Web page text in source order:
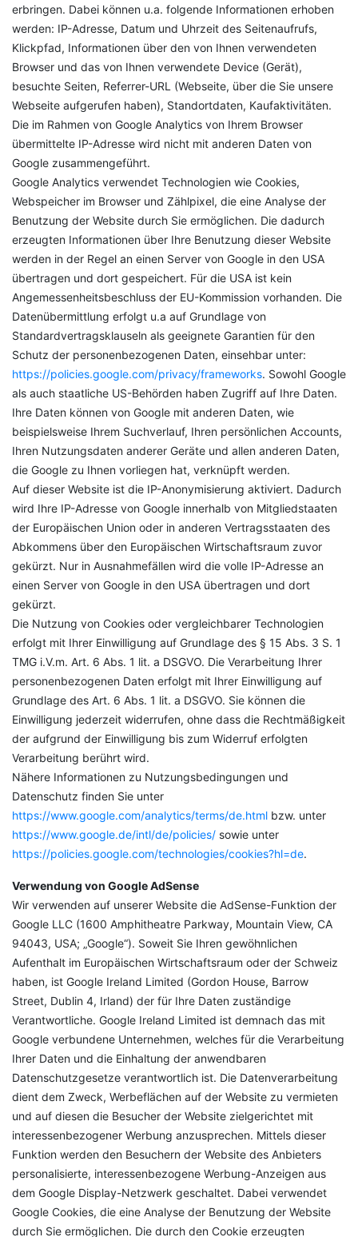
erbringen. Dabei können u.a. folgende Informationen erhoben
werden: IP-Adresse, Datum und Uhrzeit des Seitenaufrufs,
Klickpfad, Informationen über den von Ihnen verwendeten
Browser und das von Ihnen verwendete Device (Gerät),
besuchte Seiten, Referrer-URL (Webseite, über die Sie unsere
Webseite aufgerufen haben), Standortdaten, Kaufaktivitäten.
Die im Rahmen von Google Analytics von Ihrem Browser
übermittelte IP-Adresse wird nicht mit anderen Daten von
Google zusammengeführt.
Google Analytics verwendet Technologien wie Cookies,
Webspeicher im Browser und Zählpixel, die eine Analyse der
Benutzung der Website durch Sie ermöglichen. Die dadurch
erzeugten Informationen über Ihre Benutzung dieser Website
werden in der Regel an einen Server von Google in den USA
übertragen und dort gespeichert. Für die USA ist kein
Angemessenheitsbeschluss der EU-Kommission vorhanden. Die
Datenübermittlung erfolgt u.a auf Grundlage von
Standardvertragsklauseln als geeignete Garantien für den
Schutz der personenbezogenen Daten, einsehbar unter:
https://policies.google.com/privacy/frameworks. Sowohl Google
als auch staatliche US-Behörden haben Zugriff auf Ihre Daten.
Ihre Daten können von Google mit anderen Daten, wie
beispielsweise Ihrem Suchverlauf, Ihren persönlichen Accounts,
Ihren Nutzungsdaten anderer Geräte und allen anderen Daten,
die Google zu Ihnen vorliegen hat, verknüpft werden.
Auf dieser Website ist die IP-Anonymisierung aktiviert. Dadurch
wird Ihre IP-Adresse von Google innerhalb von Mitgliedstaaten
der Europäischen Union oder in anderen Vertragsstaaten des
Abkommens über den Europäischen Wirtschaftsraum zuvor
gekürzt. Nur in Ausnahmefällen wird die volle IP-Adresse an
einen Server von Google in den USA übertragen und dort
gekürzt.
Die Nutzung von Cookies oder vergleichbarer Technologien
erfolgt mit Ihrer Einwilligung auf Grundlage des § 15 Abs. 3 S. 1
TMG i.V.m. Art. 6 Abs. 1 lit. a DSGVO. Die Verarbeitung Ihrer
personenbezogenen Daten erfolgt mit Ihrer Einwilligung auf
Grundlage des Art. 6 Abs. 1 lit. a DSGVO. Sie können die
Einwilligung jederzeit widerrufen, ohne dass die Rechtmäßigkeit
der aufgrund der Einwilligung bis zum Widerruf erfolgten
Verarbeitung berührt wird.
Nähere Informationen zu Nutzungsbedingungen und
Datenschutz finden Sie unter
https://www.google.com/analytics/terms/de.html bzw. unter
https://www.google.de/intl/de/policies/ sowie unter
https://policies.google.com/technologies/cookies?hl=de.
Verwendung von Google AdSense
Wir verwenden auf unserer Website die AdSense-Funktion der
Google LLC (1600 Amphitheatre Parkway, Mountain View, CA
94043, USA; „Google“). Soweit Sie Ihren gewöhnlichen
Aufenthalt im Europäischen Wirtschaftsraum oder der Schweiz
haben, ist Google Ireland Limited (Gordon House, Barrow
Street, Dublin 4, Irland) der für Ihre Daten zuständige
Verantwortliche. Google Ireland Limited ist demnach das mit
Google verbundene Unternehmen, welches für die Verarbeitung
Ihrer Daten und die Einhaltung der anwendbaren
Datenschutzgesetze verantwortlich ist. Die Datenverarbeitung
dient dem Zweck, Werbeflächen auf der Website zu vermieten
und auf diesen die Besucher der Website zielgerichtet mit
interessenbezogener Werbung anzusprechen. Mittels dieser
Funktion werden den Besuchern der Website des Anbieters
personalisierte, interessenbezogene Werbung-Anzeigen aus
dem Google Display-Netzwerk geschaltet. Dabei verwendet
Google Cookies, die eine Analyse der Benutzung der Website
durch Sie ermöglichen. Die durch den Cookie erzeugten